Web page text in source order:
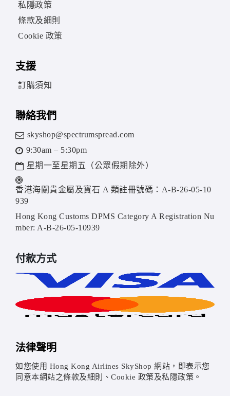
私隱政策
條款及細則
Cookie 政策
支援
訂購須知
聯絡我們
skyshop@spectrumspread.com
9:30am – 5:30pm
星期一至星期五（公眾假期除外）
香港海關貴金屬及寶石 A 類註冊號碼：A-B-26-05-10
939
Hong Kong Customs DPMS Category A Registration Nu
mber: A-B-26-05-10939
付款方式
法律聲明
如您使用 Hong Kong Airlines SkyShop 網站，即表示您
同意本網站之條款及細則、Cookie 政策及私隱政策。